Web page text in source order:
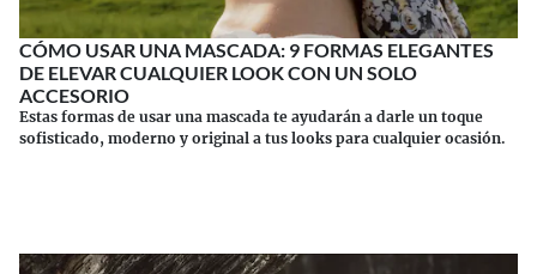
CÓMO USAR UNA MASCADA: 9 FORMAS ELEGANTES
DE ELEVAR CUALQUIER LOOK CON UN SOLO
ACCESORIO
Estas formas de usar una mascada te ayudarán a darle un toque
sofisticado, moderno y original a tus looks para cualquier ocasión.